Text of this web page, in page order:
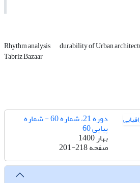
Rhythm analysis durability of Urban
Tabriz Bazaar
دوره 21، شماره 60 - شماره
پیاپی 60
بهار 1400
صفحه201-218